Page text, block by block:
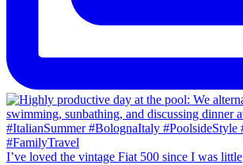
I’ve loved the vintage Fiat 500 since I was little